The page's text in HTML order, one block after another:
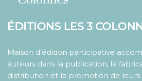
ÉDITIONS LES 3
Maison d’édition participative
auteurs dans la publication, la
distribution et la promotion de leurs